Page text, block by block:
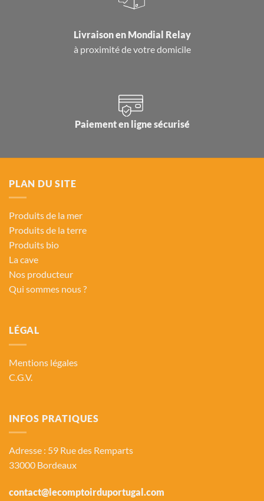
Livraison en Mondial Relay
à proximité de votre domicile
Paiement en ligne sécurisé
PLAN DU SITE
Produits de la mer
Produits de la terre
Produits bio
La cave
Nos producteur
Qui sommes nous ?
LÉGAL
Mentions légales
C.G.V.
INFOS PRATIQUES
Adresse : 59 Rue des Remparts
33000 Bordeaux
contact@lecomptoirduportugal.com